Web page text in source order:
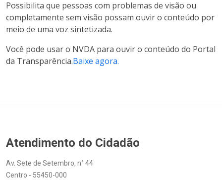
Possibilita que pessoas com problemas de visão ou
completamente sem visão possam ouvir o conteúdo por
meio de uma voz sintetizada.
Você pode usar o NVDA para ouvir o conteúdo do Portal
da Transparência.Baixe agora.
Atendimento do Cidadão
Av. Sete de Setembro, n° 44
Centro - 55450-000